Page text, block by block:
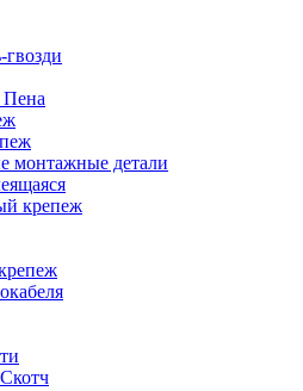
Пена
монтажные детали
крепеж